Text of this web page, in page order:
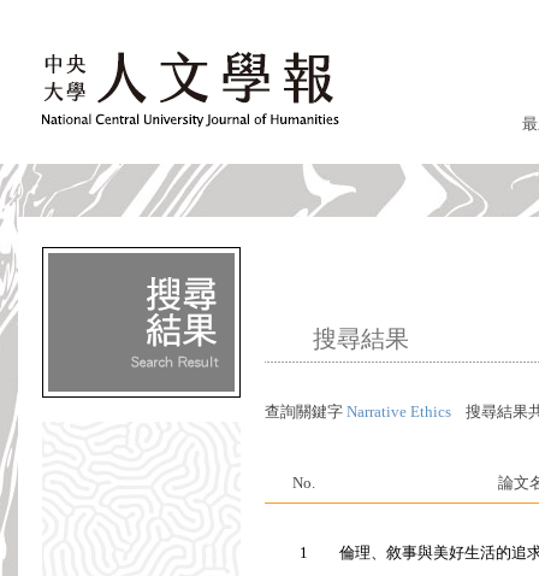
搜尋結果
查詢關鍵字 Narrative Ethics 搜尋結果
No. 論文
1 倫理、敘事與美好生活的追